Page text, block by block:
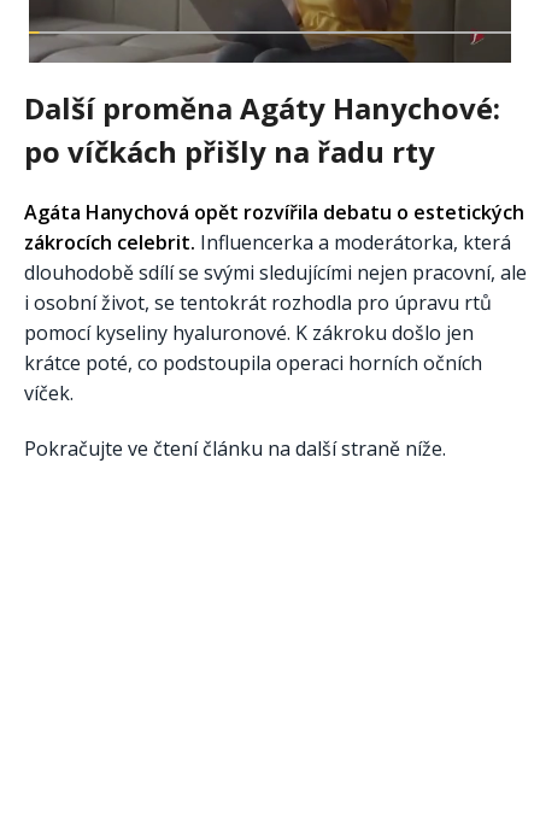
Další proměna Agáty Hanychové:
po víčkách přišly na řadu rty
Agáta Hanychová opět rozvířila debatu o estetických
zákrocích celebrit. Influencerka a moderátorka, která
dlouhodobě sdílí se svými sledujícími nejen pracovní, ale
i osobní život, se tentokrát rozhodla pro úpravu rtů
pomocí kyseliny hyaluronové. K zákroku došlo jen
krátce poté, co podstoupila operaci horních očních
víček.
Pokračujte ve čtení článku na další straně níže.